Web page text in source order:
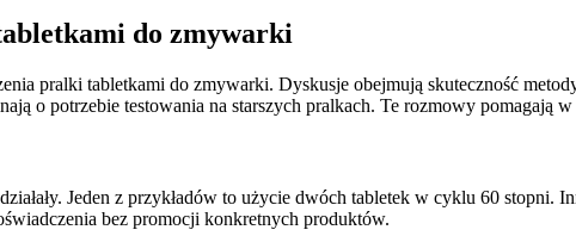
do zmywarki
pralki tabletkami do zmywarki. Dyskusje obejmują skuteczność
o potrzebie testowania na starszych pralkach. Te rozmowy pomagają
Jeden z przykładów to użycie dwóch tabletek w cyklu 60 stopni.
bez promocji konkretnych produktów.